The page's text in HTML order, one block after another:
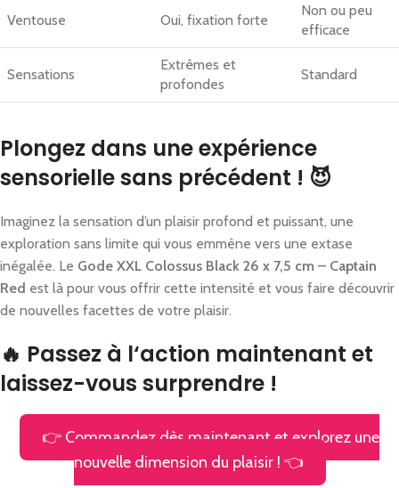
Ventouse Oui, fixation forte
Non ou peu
efficace
Sensations
Extrêmes et
profondes
Standard
Plongez dans une expérience
sensorielle sans précédent ! 😈
Imaginez la sensation d’un plaisir profond et puissant, une
exploration sans limite qui vous emmène vers une extase
inégalée. Le Gode XXL Colossus Black 26 x 7,5 cm – Captain
Red est là pour vous offrir cette intensité et vous faire découvrir
de nouvelles facettes de votre plaisir.
🔥 Passez à l‘action maintenant et
laissez-vous surprendre !
👉 Commandez dès maintenant et explorez une
nouvelle dimension du plaisir ! 👈